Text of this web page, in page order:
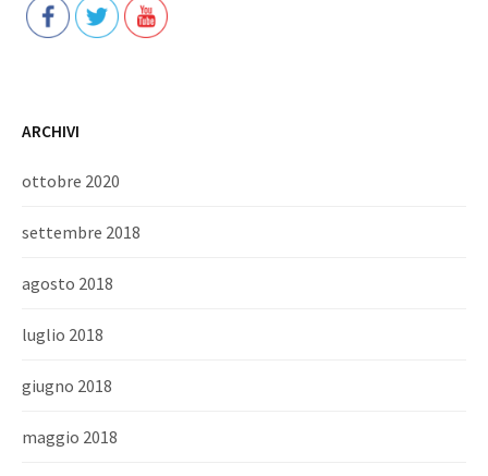
ARCHIVI
ottobre 2020
settembre 2018
agosto 2018
luglio 2018
giugno 2018
maggio 2018